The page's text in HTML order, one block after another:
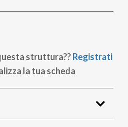
struttura??Registrati
la tua scheda